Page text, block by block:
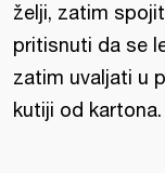
želji, zatim
pritisnuti da se
zatim uvaljati u
kutiji od kartona.